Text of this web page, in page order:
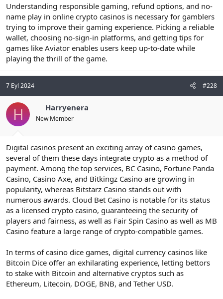
Understanding responsible gaming, refund options, and no-
name play in online crypto casinos is necessary for gamblers
trying to improve their gaming experience. Picking a reliable
wallet, choosing no-sign-in platforms, and getting tips for
games like Aviator enables users keep up-to-date while
playing the thrill of the game.
7 Eyl 2024 #228
H Harryenera
New Member
Digital casinos present an exciting array of casino games,
several of them these days integrate crypto as a method of
payment. Among the top services, BC Casino, Fortune Panda
Casino, Casino Axe, and Bitkingz Casino are growing in
popularity, whereas Bitstarz Casino stands out with
numerous awards. Cloud Bet Casino is notable for its status
as a licensed crypto casino, guaranteeing the security of
players and fairness, as well as Fair Spin Casino as well as MB
Casino feature a large range of crypto-compatible games.
In terms of casino dice games, digital currency casinos like
Bitcoin Dice offer an exhilarating experience, letting bettors
to stake with Bitcoin and alternative cryptos such as
Ethereum, Litecoin, DOGE, BNB, and Tether USD.